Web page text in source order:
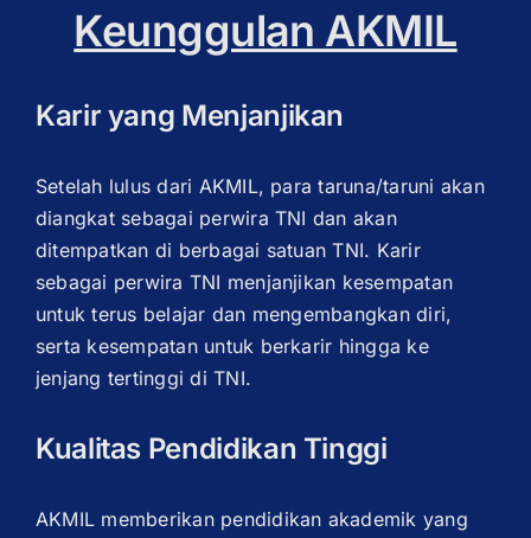
Keunggulan AKMIL
Karir yang Menjanjikan
Setelah lulus dari AKMIL, para taruna/taruni akan
diangkat sebagai perwira TNI dan akan
ditempatkan di berbagai satuan TNI. Karir
sebagai perwira TNI menjanjikan kesempatan
untuk terus belajar dan mengembangkan diri,
serta kesempatan untuk berkarir hingga ke
jenjang tertinggi di TNI.
Kualitas Pendidikan Tinggi
AKMIL memberikan pendidikan akademik yang